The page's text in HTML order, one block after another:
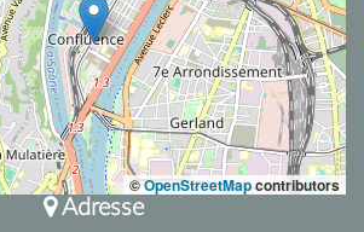
©OpenStreetMapcontributors
Adresse